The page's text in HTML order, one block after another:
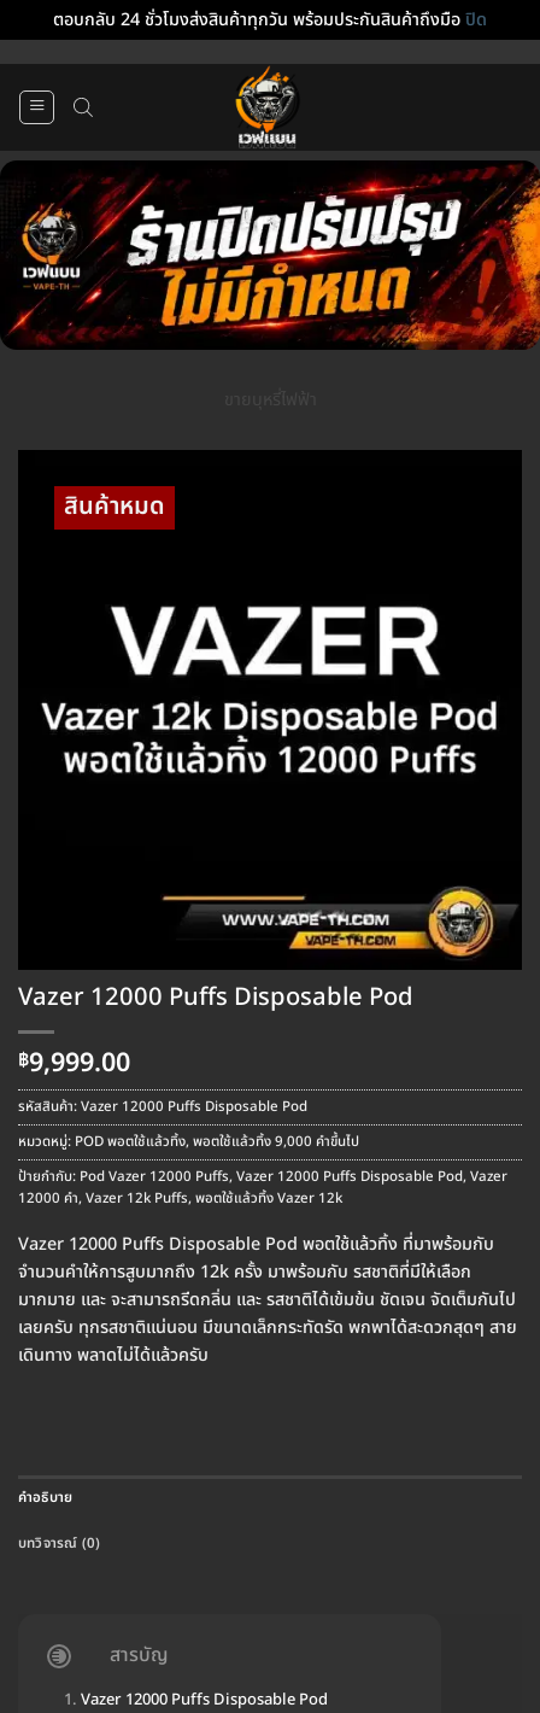
ตอบกลับ 24 ชั่วโมงส่งสินค้าทุกวัน พร้อมประกันสินค้าถึงมือปิด
Vazer 12000 Puffs Disposable Pod
฿9,999.00
รหัสสินค้า:Vazer 12000 Puffs Disposable Pod
หมวดหมู่: POD พอตใช้แล้วทิ้ง, พอตใช้แล้วทิ้ง 9,000 คำขึ้นไป
ป้ายกำกับ: Pod Vazer 12000 Puffs, Vazer 12000 Puffs Disposable Pod, Vazer
12000 คำ, Vazer 12k Puffs, พอตใช้แล้วทิ้ง Vazer 12k
Vazer 12000 Puffs Disposable Pod พอตใช้แล้วทิ้ง ที่มาพร้อมกับ
จำนวนคำให้การสูบมากถึง 12k ครั้ง มาพร้อมกับ รสชาติที่มีให้เลือก
มากมาย และ จะสามารถรีดกลิ่น และ รสชาติได้เข้มข้น ชัดเจน จัดเต็มกันไป
เลยครับ ทุกรสชาติแน่นอน มีขนาดเล็กกระทัดรัด พกพาได้สะดวกสุดๆ สาย
เดินทาง พลาดไม่ได้แล้วครับ
คำอธิบาย
บทวิจารณ์ (0)
สารบัญ
Vazer 12000 Puffs Disposable Pod